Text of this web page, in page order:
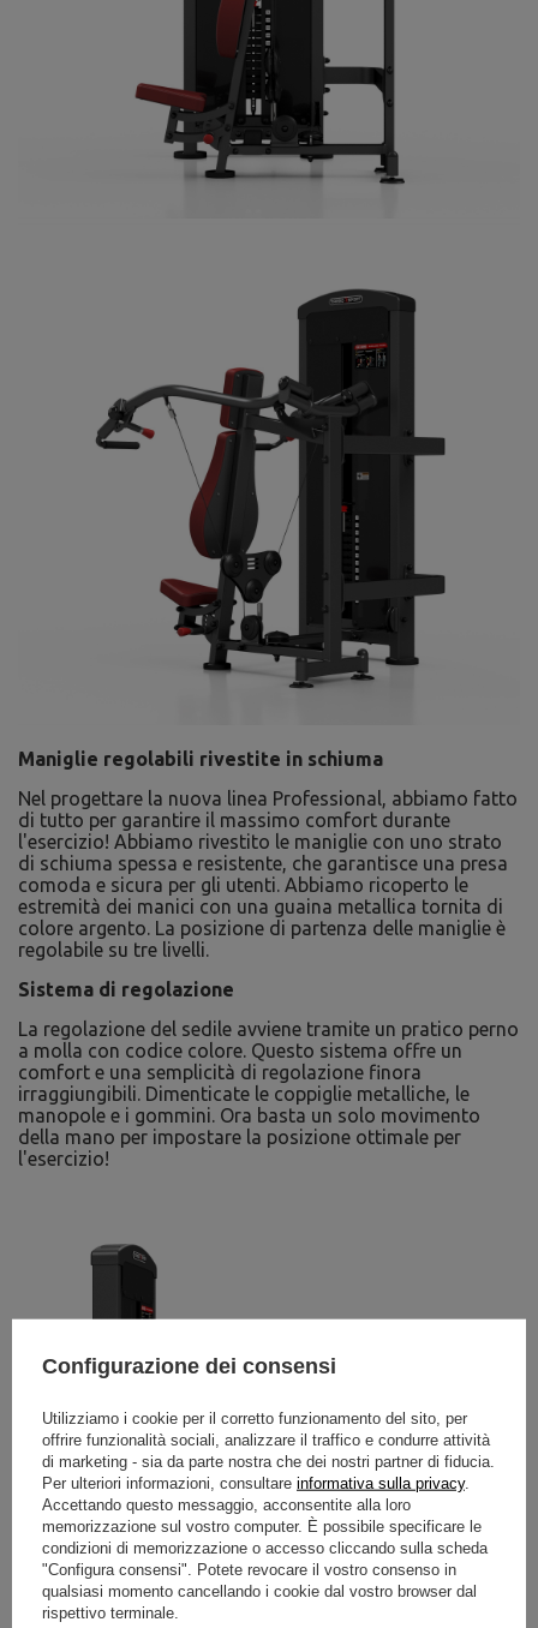
Maniglie regolabili rivestite in schiuma
Nel progettare la nuova linea Professional, abbiamo fatto
di tutto per garantire il massimo comfort durante
l'esercizio! Abbiamo rivestito le maniglie con uno strato
di schiuma spessa e resistente, che garantisce una presa
comoda e sicura per gli utenti. Abbiamo ricoperto le
estremità dei manici con una guaina metallica tornita di
colore argento. La posizione di partenza delle maniglie è
regolabile su tre livelli.
Sistema di regolazione
La regolazione del sedile avviene tramite un pratico perno
a molla con codice colore. Questo sistema offre un
comfort e una semplicità di regolazione finora
irraggiungibili. Dimenticate le coppiglie metalliche, le
manopole e i gommini. Ora basta un solo movimento
della mano per impostare la posizione ottimale per
l'esercizio!
Configurazione dei consensi
Utilizziamo i cookie per il corretto funzionamento del sito, per
offrire funzionalità sociali, analizzare il traffico e condurre attività
di marketing - sia da parte nostra che dei nostri partner di fiducia.
Per ulteriori informazioni, consultare informativa sulla privacy.
Accettando questo messaggio, acconsentite alla loro
memorizzazione sul vostro computer. È possibile specificare le
condizioni di memorizzazione o accesso cliccando sulla scheda
"Configura consensi". Potete revocare il vostro consenso in
qualsiasi momento cancellando i cookie dal vostro browser dal
rispettivo terminale.